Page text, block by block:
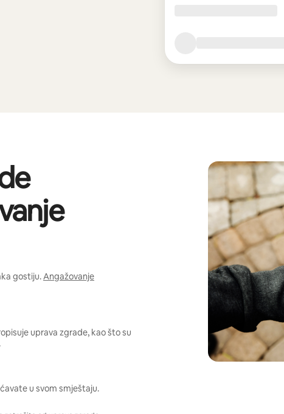
gostiju.Angažovanje
uprava zgrade, kao što su
u svom smještaju.